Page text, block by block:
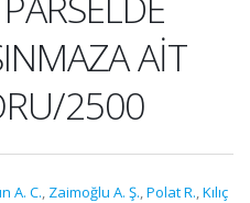
AİT
2500
A. C., Zaimoğlu A. Ş.,Polat R.,Kılıç